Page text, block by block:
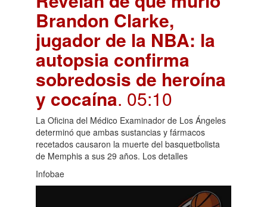
Brandon Clarke,
jugador de la NBA: la
autopsia confirma
sobredosis de heroína
y cocaína. 05:10
La Oficina del Médico Examinador de Los Ángeles
determinó que ambas sustancias y fármacos
recetados causaron la muerte del basquetbolista
de Memphis a sus 29 años. Los detalles
Infobae